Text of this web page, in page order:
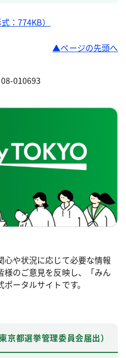
：774KB）
ページの先頭へ
010693
や状況に応じて必要な情報
様のご意見を反映し、「みん
ータルサイトです。
京都選挙管理委員会届出）